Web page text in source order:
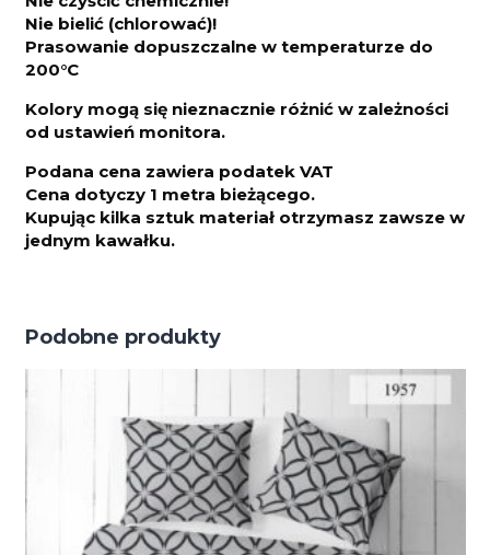
Nie bielić (chlorować)!
Prasowanie dopuszczalne w temperaturze do
200°C
Kolory mogą się nieznacznie różnić w zależności
od ustawień monitora.
Podana cena zawiera podatek VAT
Cena dotyczy 1 metra bieżącego.
Kupując kilka sztuk materiał otrzymasz zawsze w
jednym kawałku.
Podobne produkty